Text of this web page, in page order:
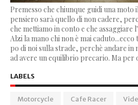
Premesso che chiunque guidi una moto
pensiero sarà quello di non cadere,
che mettiamo in conto e che assaggiare
Alzi la mano chi non è mai
po di noi sulla strade, perchè andare
ad avere un equilibrio precario. Ma per
LABELS
Motorcycle Cafe Racer